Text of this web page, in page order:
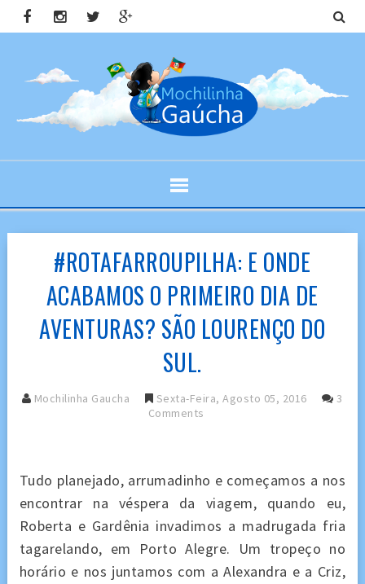
#ROTAFARROUPILHA: E ONDE
ACABAMOS O PRIMEIRO DIA DE
AVENTURAS? SÃO LOURENÇO DO
SUL.
Mochilinha Gaucha Sexta-Feira, Agosto 05, 2016
3
Comments
Tudo planejado, arrumadinho e começamos a nos
encontrar na véspera da viagem, quando eu,
Roberta e Gardênia invadimos a madrugada fria
tagarelando, em Porto Alegre. Um tropeço no
horário e nos juntamos com a Alexandra e a Criz,